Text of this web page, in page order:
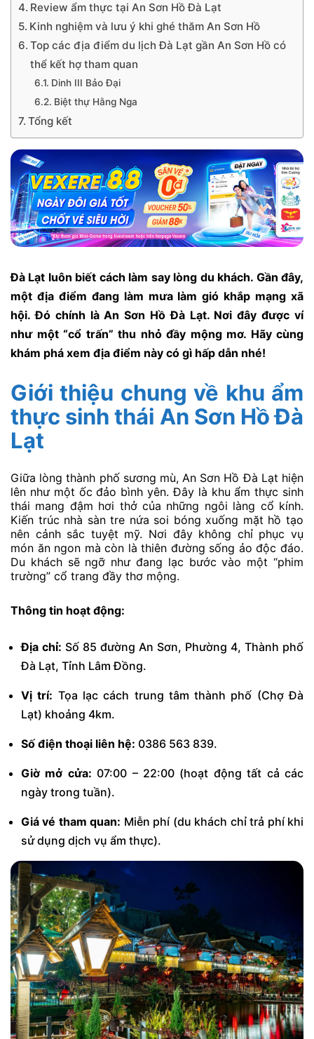
Review ẩm thực tại An Sơn Hồ Đà Lạt
Kinh nghiệm và lưu ý khi ghé thăm An Sơn Hồ
Top các địa điểm du lịch Đà Lạt gần An Sơn Hồ có
thể kết hợ tham quan
Dinh III Bảo Đại
Biệt thự Hằng Nga
Tổng kết
Đà Lạt luôn biết cách làm say lòng du khách. Gần đây,
một địa điểm đang làm mưa làm gió khắp mạng xã
hội. Đó chính là An Sơn Hồ Đà Lạt. Nơi đây được ví
như một “cổ trấn” thu nhỏ đầy mộng mơ. Hãy cùng
khám phá xem địa điểm này có gì hấp dẫn nhé!
Giới thiệu chung về khu ẩm
thực sinh thái An Sơn Hồ Đà
Lạt
Giữa lòng thành phố sương mù, An Sơn Hồ Đà Lạt hiện
lên như một ốc đảo bình yên. Đây là khu ẩm thực sinh
thái mang đậm hơi thở của những ngôi làng cổ kính.
Kiến trúc nhà sàn tre nứa soi bóng xuống mặt hồ tạo
nên cảnh sắc tuyệt mỹ. Nơi đây không chỉ phục vụ
món ăn ngon mà còn là thiên đường sống ảo độc đáo.
Du khách sẽ ngỡ như đang lạc bước vào một “phim
trường” cổ trang đầy thơ mộng.
Thông tin hoạt động:
Địa chỉ: Số 85 đường An Sơn, Phường 4, Thành phố
Đà Lạt, Tỉnh Lâm Đồng.
Vị trí: Tọa lạc cách trung tâm thành phố (Chợ Đà
Lạt) khoảng 4km.
Số điện thoại liên hệ: 0386 563 839.
Giờ mở cửa: 07:00 – 22:00 (hoạt động tất cả các
ngày trong tuần).
Giá vé tham quan: Miễn phí (du khách chỉ trả phí khi
sử dụng dịch vụ ẩm thực).